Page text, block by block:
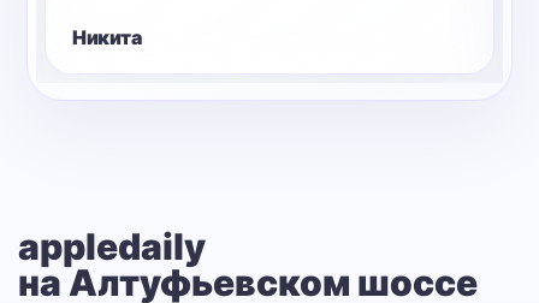
Никита
appledaily
на Алтуфьевском шоссе